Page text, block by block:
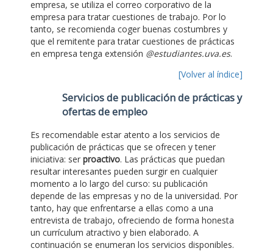
empresa, se utiliza el correo corporativo de la
empresa para tratar cuestiones de trabajo. Por lo
tanto, se recomienda coger buenas costumbres y
que el remitente para tratar cuestiones de prácticas
en empresa tenga extensión @estudiantes.uva.es.
[Volver al índice]
Servicios de publicación de prácticas y
ofertas de empleo
Es recomendable estar atento a los servicios de
publicación de prácticas que se ofrecen y tener
iniciativa: ser proactivo. Las prácticas que puedan
resultar interesantes pueden surgir en cualquier
momento a lo largo del curso: su publicación
depende de las empresas y no de la universidad. Por
tanto, hay que enfrentarse a ellas como a una
entrevista de trabajo, ofreciendo de forma honesta
un currículum atractivo y bien elaborado. A
continuación se enumeran los servicios disponibles.